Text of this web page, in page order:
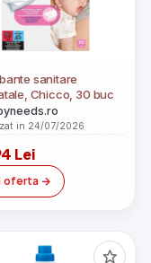
sanitare
Chicco, 30 buc
in 24/07/2026
Lei
oferta